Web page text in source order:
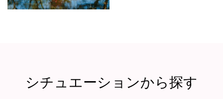
シチュエーションから探す